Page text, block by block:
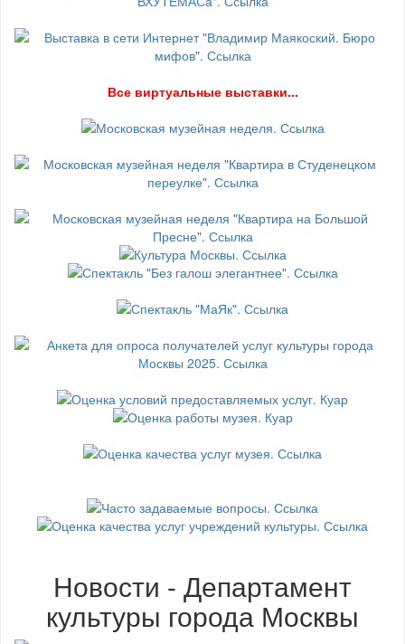
Все виртуальные выставки...
Новости - Департамент
культуры города Москвы